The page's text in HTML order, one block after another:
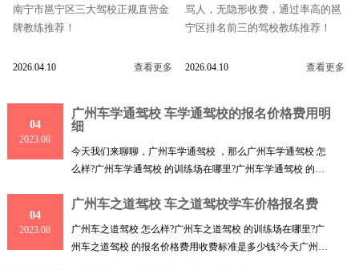
南宁市邕宁区三大驾校正规直营金
牌教练推荐！
2026.04.10 查看更多
骂人，无隐形收费，通过率高的邕
宁区排名前三的驾校教练推荐！
2026.04.10 查看更多
04
2023.08
广州车学通驾校 车学通驾校的报名价格费用明
细
今天我们来聊聊，广州车学通驾校 ，那么广州车学通驾校 怎
么样?广州车学通驾校 的训练场在哪里?广州车学通驾校 的报
04
2023.08
广州车之道驾校 车之道驾校学车价格报名费
广州车之道驾校 怎么样?广州车之道驾校 的训练场在哪里?广
州车之道驾校 的报名价格费用收费标准是多少钱?今天广州驾